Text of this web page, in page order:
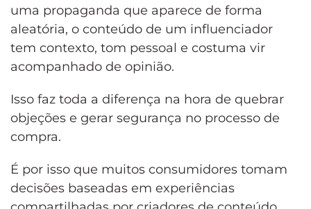
uma propaganda que aparece de forma
aleatória, o conteúdo de um influenciador
tem contexto, tom pessoal e costuma vir
acompanhado de opinião.
Isso faz toda a diferença na hora de quebrar
objeções e gerar segurança no processo de
compra.
É por isso que muitos consumidores tomam
decisões baseadas em experiências